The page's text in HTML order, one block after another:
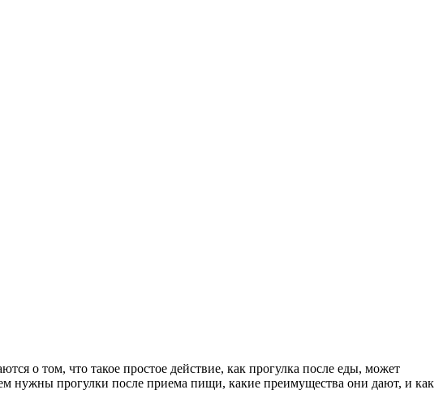
о том, что такое простое действие, как прогулка после еды, может
нужны прогулки после приема пищи, какие преимущества они дают, и как